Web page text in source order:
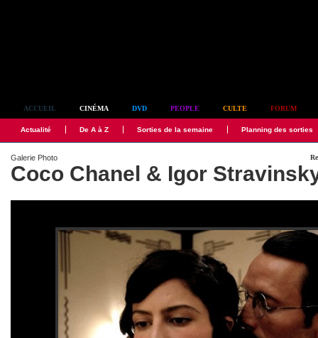
ACCUEIL CINÉMA DVD PEOPLE CULTE FORUM
Actualité De A à Z Sorties de la semaine Planning des sorties
Galerie Photo
Coco Chanel & Igor